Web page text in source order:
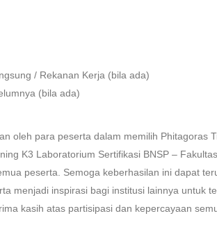
/ Rekanan Kerja (bila ada)
(bila ada)
oleh para peserta dalam memilih Phitagoras
K3 Laboratorium Sertifikasi BNSP –
peserta. Semoga keberhasilan ini dapat
menjadi inspirasi bagi institusi lainnya untuk
kasih atas partisipasi dan kepercayaan